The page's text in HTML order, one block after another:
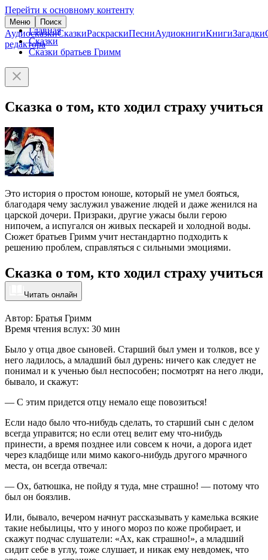
Перейти к основному контенту
Меню Поиск
АудиосказкиСказкиРаскраскиПесниАудиокнигиКнигиЗагадки
редактора
Главная
Сказки
Сказки братьев Гримм
Сказка о том, кто ходил страху учиться
Это история о простом юноше, который не умел бояться,
благодаря чему заслужил уважение людей и даже женился на
царской дочери. Призраки, другие ужасы были герою
нипочем, а испугался он живых пескарей и холодной воды.
Сюжет братьев Гримм учит нестандартно подходить к
решению проблем, справляться с сильными эмоциями.
Сказка о том, кто ходил страху учиться
Читать онлайн
Автор: Братья Гримм
Время чтения вслух: 30 мин
Было у отца двое сыновей. Старший был умен и толков, все у
него ладилось, а младший был дурень: ничего как следует не
понимал и к ученью был неспособен; посмотрят на него люди,
бывало, и скажут:
— С этим придется отцу немало еще повозиться!
Если надо было что-нибудь сделать, то старший сын с делом
всегда управится; но если отец велит ему что-нибудь
принести, а время позднее или совсем к ночи, а дорога идет
через кладбище или мимо какого-нибудь другого мрачного
места, он всегда отвечал:
— Ох, батюшка, не пойду я туда, мне страшно! — потому что
был он боязлив.
Или, бывало, вечером начнут рассказывать у камелька всякие
такие небылицы, что у иного мороз по коже пробирает, и
скажут подчас слушатели: «Ах, как страшно!», а младший
сидит себе в углу, тоже слушает, и никак ему невдомек, что